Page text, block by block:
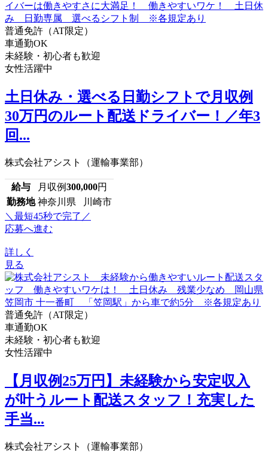
普通免許（AT限定）
車通勤OK
未経験・初心者も歓迎
女性活躍中
土日休み・選べる日勤シフトで月収例
30万円のルート配送ドライバー！／年3
回...
株式会社アシスト（運輸事業部）
給与 月収例300,000円
勤務地 神奈川県 川崎市
＼最短45秒で完了／
応募へ進む
詳しく
見る
普通免許（AT限定）
車通勤OK
未経験・初心者も歓迎
女性活躍中
【月収例25万円】未経験から安定収入
が叶うルート配送スタッフ！充実した
手当...
株式会社アシスト（運輸事業部）